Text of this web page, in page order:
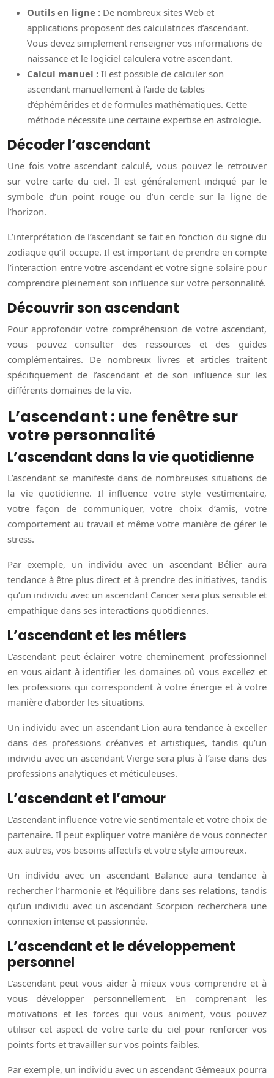
Outils en ligne : De nombreux sites Web et
applications proposent des calculatrices d’ascendant.
Vous devez simplement renseigner vos informations de
naissance et le logiciel calculera votre ascendant.
Calcul manuel : Il est possible de calculer son
ascendant manuellement à l’aide de tables
d’éphémérides et de formules mathématiques. Cette
méthode nécessite une certaine expertise en astrologie.
Décoder l’ascendant
Une fois votre ascendant calculé, vous pouvez le retrouver
sur votre carte du ciel. Il est généralement indiqué par le
symbole d’un point rouge ou d’un cercle sur la ligne de
l’horizon.
L’interprétation de l’ascendant se fait en fonction du signe du
zodiaque qu’il occupe. Il est important de prendre en compte
l’interaction entre votre ascendant et votre signe solaire pour
comprendre pleinement son influence sur votre personnalité.
Découvrir son ascendant
Pour approfondir votre compréhension de votre ascendant,
vous pouvez consulter des ressources et des guides
complémentaires. De nombreux livres et articles traitent
spécifiquement de l’ascendant et de son influence sur les
différents domaines de la vie.
L’ascendant : une fenêtre sur
votre personnalité
L’ascendant dans la vie quotidienne
L’ascendant se manifeste dans de nombreuses situations de
la vie quotidienne. Il influence votre style vestimentaire,
votre façon de communiquer, votre choix d’amis, votre
comportement au travail et même votre manière de gérer le
stress.
Par exemple, un individu avec un ascendant Bélier aura
tendance à être plus direct et à prendre des initiatives, tandis
qu’un individu avec un ascendant Cancer sera plus sensible et
empathique dans ses interactions quotidiennes.
L’ascendant et les métiers
L’ascendant peut éclairer votre cheminement professionnel
en vous aidant à identifier les domaines où vous excellez et
les professions qui correspondent à votre énergie et à votre
manière d’aborder les situations.
Un individu avec un ascendant Lion aura tendance à exceller
dans des professions créatives et artistiques, tandis qu’un
individu avec un ascendant Vierge sera plus à l’aise dans des
professions analytiques et méticuleuses.
L’ascendant et l’amour
L’ascendant influence votre vie sentimentale et votre choix de
partenaire. Il peut expliquer votre manière de vous connecter
aux autres, vos besoins affectifs et votre style amoureux.
Un individu avec un ascendant Balance aura tendance à
rechercher l’harmonie et l’équilibre dans ses relations, tandis
qu’un individu avec un ascendant Scorpion recherchera une
connexion intense et passionnée.
L’ascendant et le développement
personnel
L’ascendant peut vous aider à mieux vous comprendre et à
vous développer personnellement. En comprenant les
motivations et les forces qui vous animent, vous pouvez
utiliser cet aspect de votre carte du ciel pour renforcer vos
points forts et travailler sur vos points faibles.
Par exemple, un individu avec un ascendant Gémeaux pourra